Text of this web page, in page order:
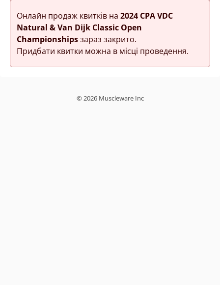
Онлайн продаж квитків на 2024 CPA VDC
Natural & Van Dijk Classic Open
Championshipsзараз закрито.
Придбати квитки можна в місці проведення.
© 2026 Muscleware Inc